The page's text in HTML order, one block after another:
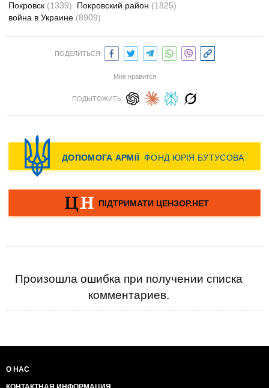
Покровск (1339) Покровский район (1825)
война в Украине (8909)
ПОДЕЛИТЬСЯ:
Мне нравится
ПОДЫТОЖИТЬ:
Произошла ошибка при получении списка
комментариев.
О НАС